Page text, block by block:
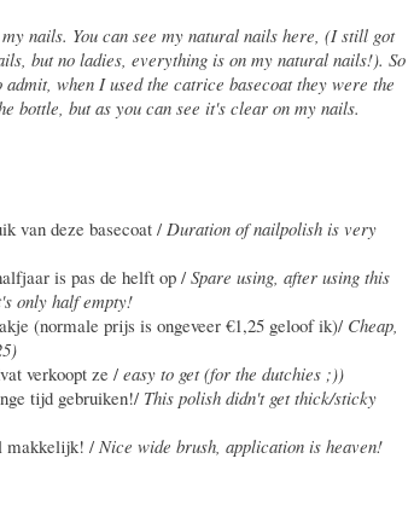
nails. You can see my natural nails here, (I still got
but no ladies, everything is on my natural nails!). So
when I used the catrice basecoat they were the
bottle, but as you can see it's clear on my nails.
van deze basecoat / Duration of nailpolish is very
is pas de helft op / Spare using, after using this
only half empty!
(normale prijs is ongeveer €1,25 geloof ik)/ Cheap,
verkoopt ze / easy to get (for the dutchies ;))
tijd gebruiken!/ This polish didn't get thick/sticky
makkelijk! / Nice wide brush, application is heaven!